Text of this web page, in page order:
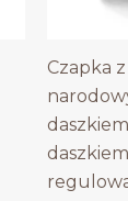
Czapka